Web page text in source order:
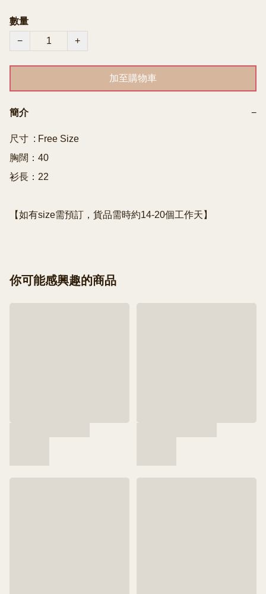
數量
−
+
加至購物車
簡介 −
尺寸  : Free Size
胸闊：40
衫長：22
【如有size需預訂，貨品需時約14-20個工作天】
你可能感興趣的商品